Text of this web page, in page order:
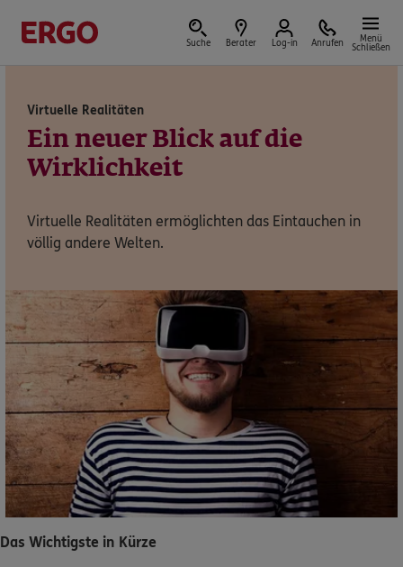
Suche Berater Log-in Anrufen
Menü
Schließen
Versicherungen & Finanzen
Reform der privaten Altersvorsorge
Jetzt informieren
Nicht sicher, was Sie benötigen?
Dann lassen Sie sich helfen.
Service
Virtuelle Realitäten
Ein neuer Blick auf die
Wirklichkeit
Virtuelle Realitäten ermöglichten das Eintauchen in
völlig andere Welten.
Das Wichtigste in Kürze